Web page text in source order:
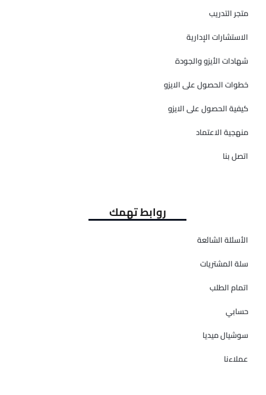
متجر التدريب
الاستشارات الإدارية
شهادات الأيزو والجودة
خطوات الحصول على الايزو
كيفية الحصول على الايزو
منهجية الاعتماد
اتصل بنا
روابط تهمك
الأسئلة الشائعة
سلة المشتريات
اتمام الطلب
حسابي
سوشيال ميديا
عملاءنا